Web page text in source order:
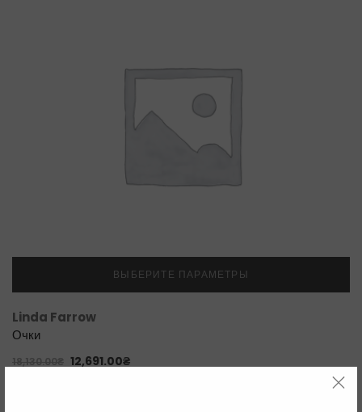
ВЫБЕРИТЕ ПАРАМЕТРЫ
Linda Farrow
Очки
18,130.00₴ 12,691.00₴